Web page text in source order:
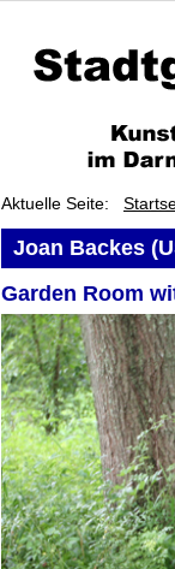
Aktuelle Seite:
Joan Backes
Garden Room